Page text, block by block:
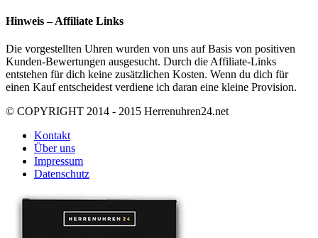
Hinweis – Affiliate Links
Die vorgestellten Uhren wurden von uns auf Basis von positiven
Kunden-Bewertungen ausgesucht. Durch die Affiliate-Links
entstehen für dich keine zusätzlichen Kosten. Wenn du dich für
einen Kauf entscheidest verdiene ich daran eine kleine Provision.
© COPYRIGHT 2014 - 2015 Herrenuhren24.net
Kontakt
Über uns
Impressum
Datenschutz